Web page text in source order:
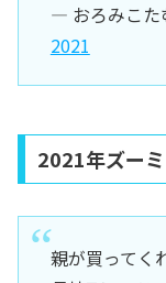
— おろみこ
2021
2021年ズー
親が買ってく